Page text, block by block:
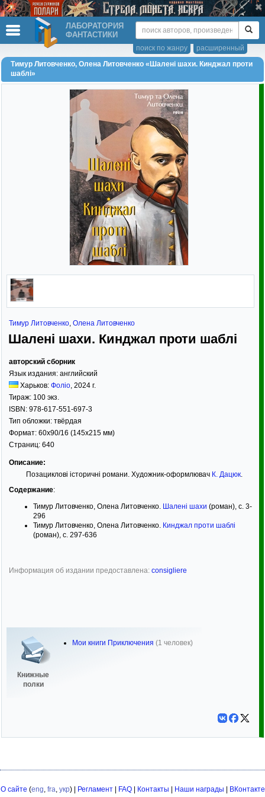
ЛАБОРАТОРИЯ
ФАНТАСТИКИ
расширенный
поиск по жанру
Тимур Литовченко, Олена Литовченко «Шалені шахи. Кинджал проти
шаблі»
Тимур Литовченко, Олена Литовченко
Шалені шахи. Кинджал проти шаблі
авторский сборник
Язык издания: английский
Харьков: Фолiо, 2024 г.
Тираж: 100 экз.
ISBN: 978-617-551-697-3
Тип обложки: твёрдая
Формат: 60x90/16 (145x215 мм)
Страниц: 640
Описание:
Позациклові історичні романи. Художник-оформлювач К. Дацюк.
Содержание:
Тимур Литовченко, Олена Литовченко. Шалені шахи (роман), с. 3-
296
Тимур Литовченко, Олена Литовченко. Кинджал проти шаблі
(роман), с. 297-636
Информация об издании предоставлена: consigliere
Книжные
полки
Мои книги Приключения (1 человек)
О сайте (eng, fra, укр) | Регламент| FAQ| Контакты Наши награды ВКонтакте